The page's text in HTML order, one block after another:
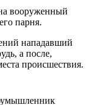
вооруженный
парня.
нападавший
а после,
происшествия.